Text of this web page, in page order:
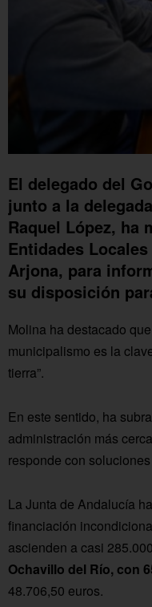
El delegado del
junto a la
Raquel López, ha
Entidades
Arjona, para
su disposición
Molina ha destacado
municipalismo es la
tierra”.
En este sentido, ha
administración más
responde con
La Junta de Andalucía
financiación
ascienden a casi
Ochavillo del Río, con
48.706,50 euros.